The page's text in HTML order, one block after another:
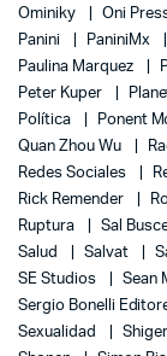
Ominiky
Oni
Panini
PaniniMx
Paulina Marquez
Peter Kuper
Política
Ponent
Quan Zhou Wu
Redes Sociales
Rick Remender
Ruptura
Sal
Salud
Salvat
SE Studios
Sean
Sergio Bonelli
Sexualidad